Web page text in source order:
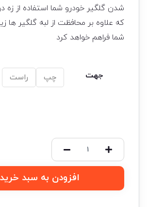
شدن گلگیر خودرو شما استفاده از زه
که علاوه بر محافظت از لبه گلگیر ها
شما فراهم خواهد کرد
جهت چپ راست
افزودن به سبد خرید